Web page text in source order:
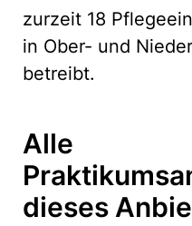
zurzeit 18
in Ober- und
betreibt.
Alle
dieses